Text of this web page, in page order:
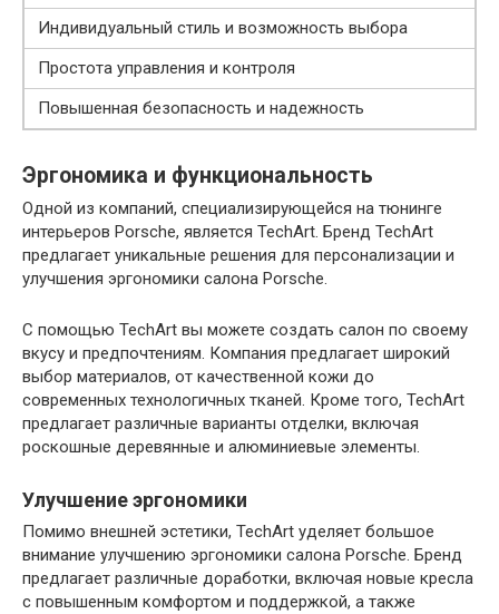
Индивидуальный стиль и возможность выбора
Простота управления и контроля
Повышенная безопасность и надежность
Эргономика и функциональность
Одной из компаний, специализирующейся на тюнинге
интерьеров Porsche, является TechArt. Бренд TechArt
предлагает уникальные решения для персонализации и
улучшения эргономики салона Porsche.
С помощью TechArt вы можете создать салон по своему
вкусу и предпочтениям. Компания предлагает широкий
выбор материалов, от качественной кожи до
современных технологичных тканей. Кроме того, TechArt
предлагает различные варианты отделки, включая
роскошные деревянные и алюминиевые элементы.
Улучшение эргономики
Помимо внешней эстетики, TechArt уделяет большое
внимание улучшению эргономики салона Porsche. Бренд
предлагает различные доработки, включая новые кресла
с повышенным комфортом и поддержкой, а также